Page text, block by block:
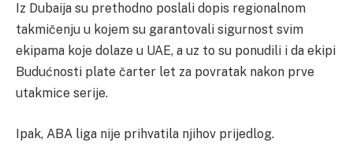
Iz Dubaija su prethodno poslali dopis regionalnom
takmičenju u kojem su garantovali sigurnost svim
ekipama koje dolaze u UAE, a uz to su ponudili i da ekipi
Budućnosti plate čarter let za povratak nakon prve
utakmice serije.
Ipak, ABA liga nije prihvatila njihov prijedlog.